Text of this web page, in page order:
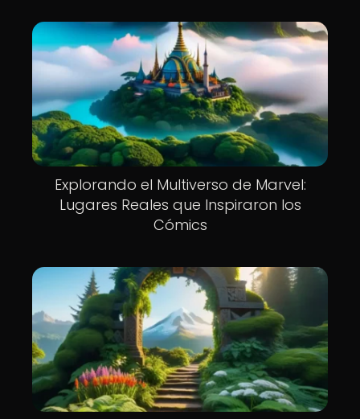
Explorando el Multiverso de Marvel:
Lugares Reales que Inspiraron los
Cómics